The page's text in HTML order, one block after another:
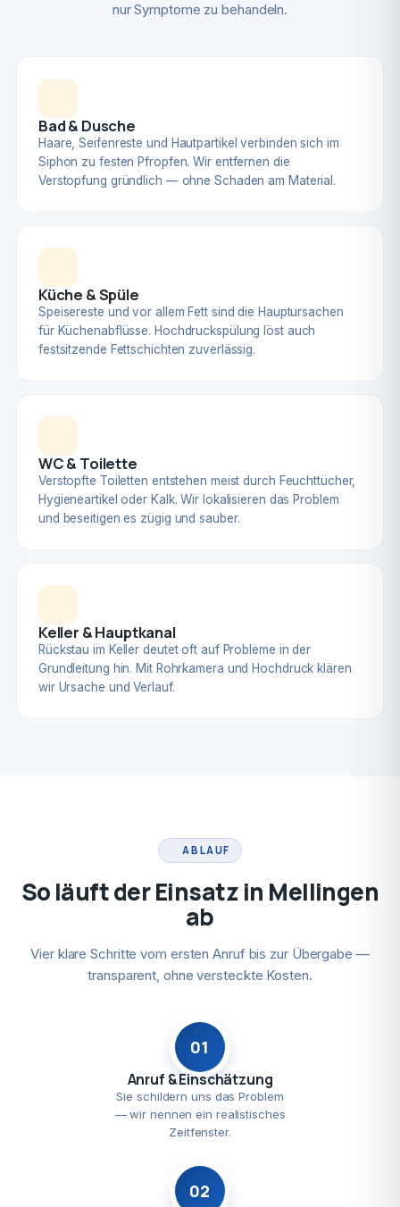
nur Symptome zu behandeln.
Bad & Dusche
Haare, Seifenreste und Hautpartikel verbinden sich im
Siphon zu festen Pfropfen. Wir entfernen die
Verstopfung gründlich — ohne Schaden am Material.
Küche & Spüle
Speisereste und vor allem Fett sind die Hauptursachen
für Küchenabflüsse. Hochdruckspülung löst auch
festsitzende Fettschichten zuverlässig.
WC & Toilette
Verstopfte Toiletten entstehen meist durch Feuchttücher,
Hygieneartikel oder Kalk. Wir lokalisieren das Problem
und beseitigen es zügig und sauber.
Keller & Hauptkanal
Rückstau im Keller deutet oft auf Probleme in der
Grundleitung hin. Mit Rohrkamera und Hochdruck klären
wir Ursache und Verlauf.
ABLAUF
So läuft der Einsatz in Mellingen
ab
Vier klare Schritte vom ersten Anruf bis zur Übergabe —
transparent, ohne versteckte Kosten.
01
Anruf & Einschätzung
Sie schildern uns das Problem
— wir nennen ein realistisches
Zeitfenster.
02